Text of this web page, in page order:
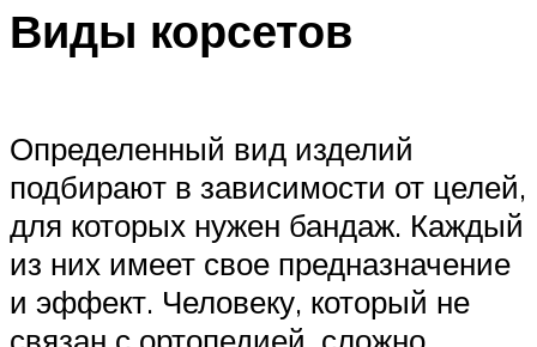
Виды корсетов
Определенный вид изделий
подбирают в зависимости от целей,
для которых нужен бандаж. Каждый
из них имеет свое предназначение
и эффект. Человеку, который не
связан с ортопедией, сложно